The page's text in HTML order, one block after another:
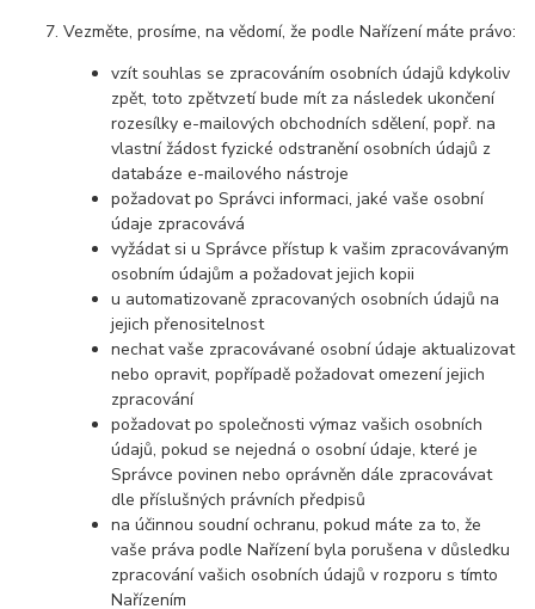
Vezměte, prosíme, na vědomí, že podle Nařízení máte právo:
vzít souhlas se zpracováním osobních údajů kdykoliv
zpět, toto zpětvzetí bude mít za následek ukončení
rozesílky e-mailových obchodních sdělení, popř. na
vlastní žádost fyzické odstranění osobních údajů z
databáze e-mailového nástroje
požadovat po Správci informaci, jaké vaše osobní
údaje zpracovává
vyžádat si u Správce přístup k vašim zpracovávaným
osobním údajům a požadovat jejich kopii
u automatizovaně zpracovaných osobních údajů na
jejich přenositelnost
nechat vaše zpracovávané osobní údaje aktualizovat
nebo opravit, popřípadě požadovat omezení jejich
zpracování
požadovat po společnosti výmaz vašich osobních
údajů, pokud se nejedná o osobní údaje, které je
Správce povinen nebo oprávněn dále zpracovávat
dle příslušných právních předpisů
na účinnou soudní ochranu, pokud máte za to, že
vaše práva podle Nařízení byla porušena v důsledku
zpracování vašich osobních údajů v rozporu s tímto
Nařízením